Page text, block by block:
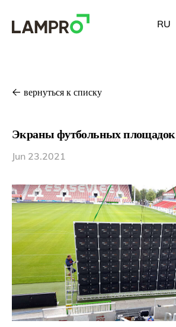
RU
вернуться к списку
Экраны футбольных площадок
Jun 23.2021